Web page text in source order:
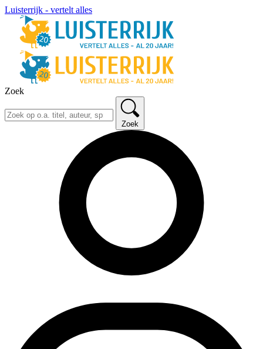
Luisterrijk - vertelt alles
Zoek
Zoek